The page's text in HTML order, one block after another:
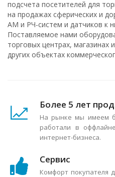
подсчета посетителей для
на продажах сферических и
АМ и РЧ-систем и датчиков к
Поставляемое нами
торговых центрах, магазинах
других объектах
Более 5 лет
На рынке мы имеем
работали в
интернет-бизнеса.
Сервис
Комфорт покупателя